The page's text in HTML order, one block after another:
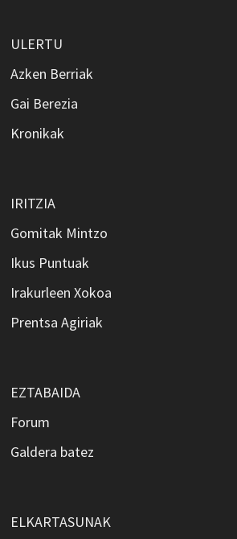
ULERTU
Azken Berriak
Gai Berezia
Kronikak
IRITZIA
Gomitak Mintzo
Ikus Puntuak
Irakurleen Xokoa
Prentsa Agiriak
EZTABAIDA
Forum
Galdera batez
ELKARTASUNAK